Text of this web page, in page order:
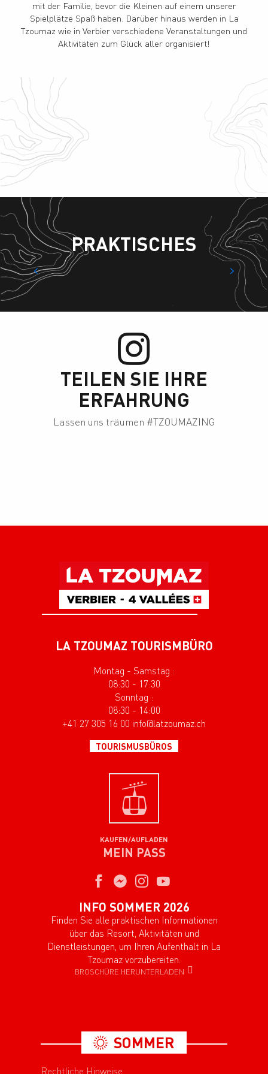
mit der Familie, bevor die Kleinen auf einem unserer
Spielplätze Spaß haben. Darüber hinaus werden in La
Tzoumaz wie in Verbier verschiedene Veranstaltungen und
Aktivitäten zum Glück aller organisiert!
PRAKTISCHES
TEILEN SIE IHRE
ERFAHRUNG
Lassen uns träumen #TZOUMAZING
LA TZOUMAZ TOURISMBÜRO
Montag - Samstag :
08:30 - 17:30
Sonntag :
08:30 - 14:00
+41 27 305 16 00 info@latzoumaz.ch
TOURISMUSBÜROS
KAUFEN/AUFLADEN
MEIN PASS
INFO SOMMER 2026
Finden Sie alle praktischen Informationen
über das Resort, Aktivitäten und
Dienstleistungen, um Ihren Aufenthalt in La
Tzoumaz vorzubereiten.
BROSCHÜRE HERUNTERLADEN
SOMMER
Rechtliche Hinweise